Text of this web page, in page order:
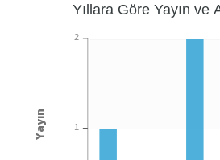
Yıllara Göre Yayın ve
2
1
Yayın